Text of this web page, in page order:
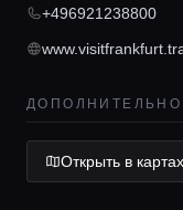
+496921238800
ДОПОЛНИТЕЛЬНО
Открыть в картах